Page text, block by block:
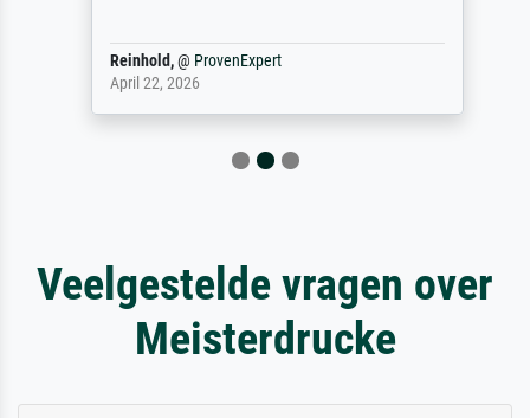
Reinhold, @ProvenExpert
April 22, 2026
Veelgestelde vragen over
Meisterdrucke